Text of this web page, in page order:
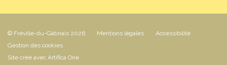
© Fréville-du-Gâtinais 2026 Mentions légales
Accessibilité
Gestion des cookies
Site créé avec Artifica One